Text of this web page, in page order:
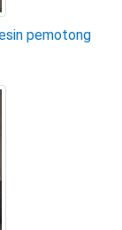
pemotong